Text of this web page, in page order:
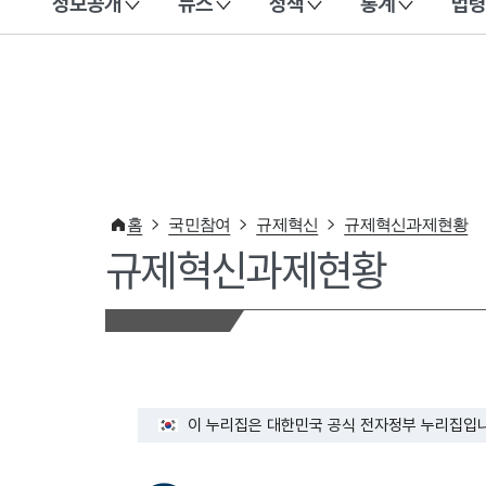
이 누리집은 대한민국 공식 전자정부 누리집입니다.
홈 국민참여 규제혁신 규제혁신과제현황
규제혁신과제현황